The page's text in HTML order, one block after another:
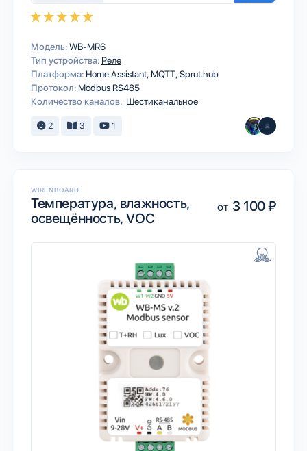
Модель:WB-MR6
Тип устройства: Реле
Платформа: Home Assistant MQTTSprut.hub
Протокол: Modbus RS485
Количество каналов: Шестиканальное
2 3 1
WIRENBOARD
Температура, влажность,
освещённость, VOC
от 3 100 ₽